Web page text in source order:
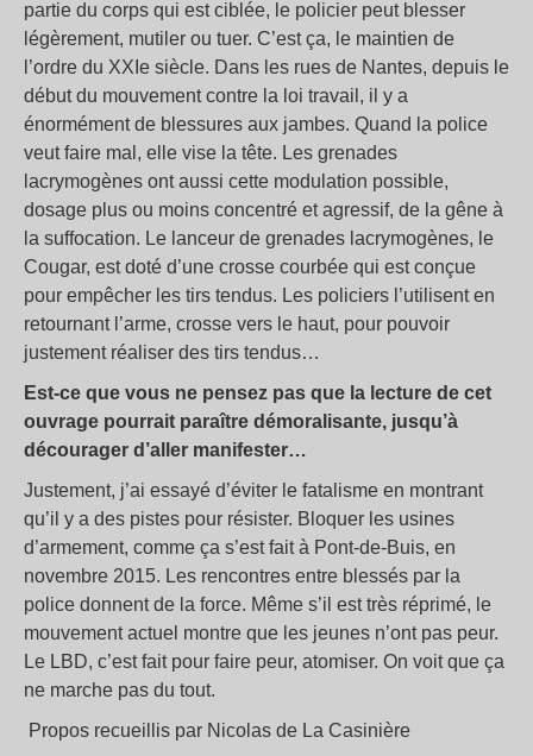
partie du corps qui est ciblée, le policier peut blesser
légèrement, mutiler ou tuer. C’est ça, le maintien de
l’ordre du XXIe siècle. Dans les rues de Nantes, depuis le
début du mouvement contre la loi travail, il y a
énormément de blessures aux jambes. Quand la police
veut faire mal, elle vise la tête. Les grenades
lacrymogènes ont aussi cette modulation possible,
dosage plus ou moins concentré et agressif, de la gêne à
la suffocation. Le lanceur de grenades lacrymogènes, le
Cougar, est doté d’une crosse courbée qui est conçue
pour empêcher les tirs tendus. Les policiers l’utilisent en
retournant l’arme, crosse vers le haut, pour pouvoir
justement réaliser des tirs tendus…
Est-ce que vous ne pensez pas que la lecture de cet
ouvrage pourrait paraître démoralisante, jusqu’à
décourager d’aller manifester…
Justement, j’ai essayé d’éviter le fatalisme en montrant
qu’il y a des pistes pour résister. Bloquer les usines
d’armement, comme ça s’est fait à Pont-de-Buis, en
novembre 2015. Les rencontres entre blessés par la
police donnent de la force. Même s’il est très réprimé, le
mouvement actuel montre que les jeunes n’ont pas peur.
Le LBD, c’est fait pour faire peur, atomiser. On voit que ça
ne marche pas du tout.
Propos recueillis par Nicolas de La Casinière